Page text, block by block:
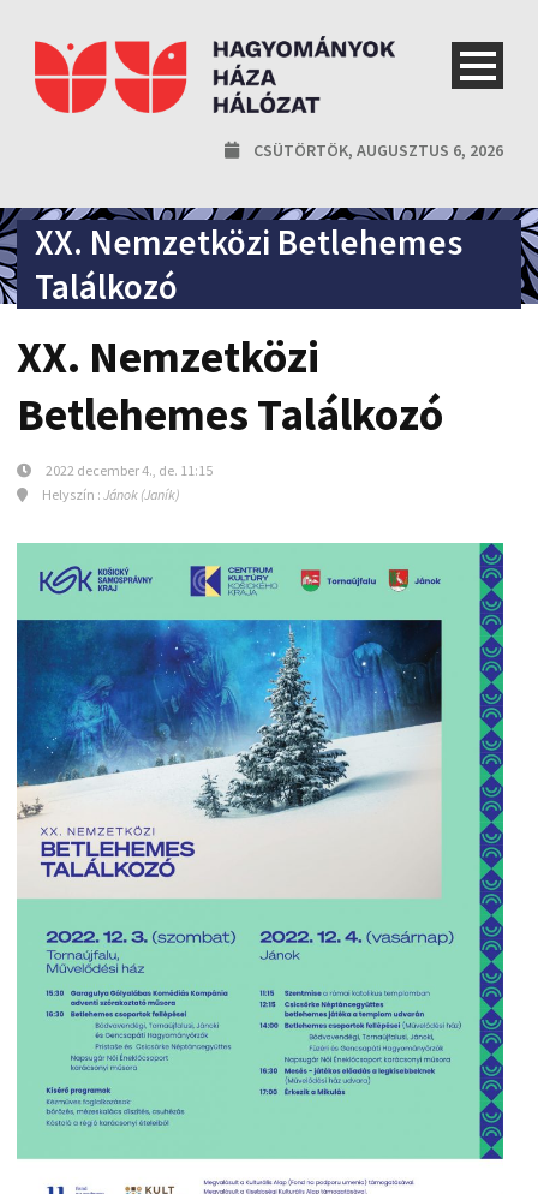
CSÜTÖRTÖK, AUGUSZTUS 6, 2026
XX. Nemzetközi Betlehemes
Találkozó
XX. Nemzetközi
Betlehemes Találkozó
2022 december 4., de. 11:15
Helyszín : Jánok (Janík)